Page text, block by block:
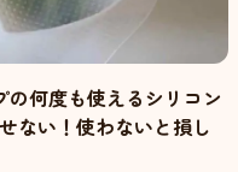
の何度も使えるシリコン
ない！使わないと損し